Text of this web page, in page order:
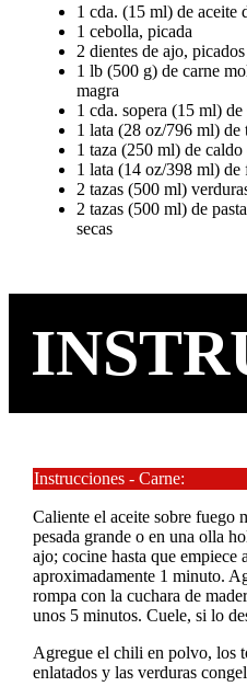
1 cda. (15 ml) de aceite
1 cebolla, picada
2 dientes de ajo, picados
1 lb (500 g) de carne
magra
1 cda. sopera (15 ml)
1 lata (28 oz/796 ml) de
1 taza (250 ml) de
1 lata (14 oz/398 ml) de
2 tazas (500 ml)
2 tazas (500 ml) de
secas
Instrucciones - Carne:
Caliente el aceite sobre fuego
pesada grande o en una olla
ajo; cocine hasta que empiece
aproximadamente 1 minuto.
rompa con la cuchara de
unos 5 minutos. Cuele, si lo
Agregue el chili en polvo, los
enlatados y las verduras